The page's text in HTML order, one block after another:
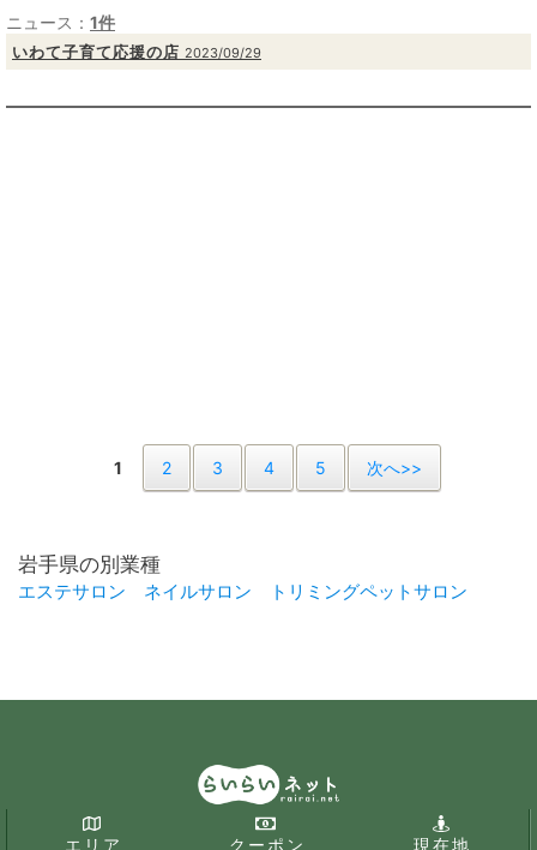
ニュース： 1件
いわて子育て応援の店 2023/09/29
1 2 3 4 5 次へ>>
岩手県の別業種
エステサロン ネイルサロン トリミングペットサロン
エリア クーポン 現在地